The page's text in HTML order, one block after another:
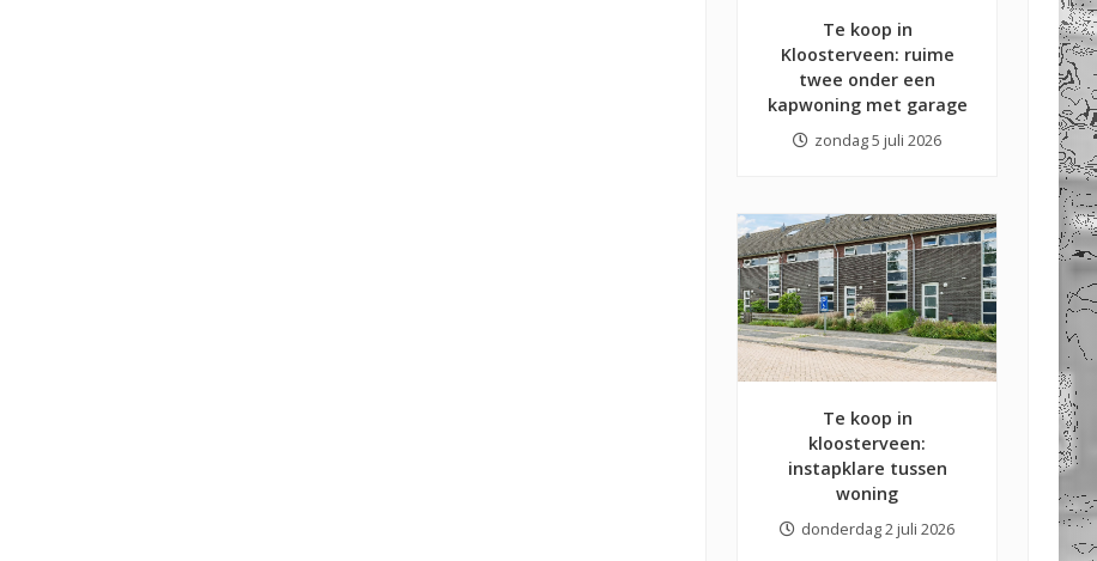
Te koop in
Kloosterveen: ruime
twee onder een
kapwoning met garage
zondag 5 juli 2026
Te koop in
kloosterveen:
instapklare tussen
woning
donderdag 2 juli 2026